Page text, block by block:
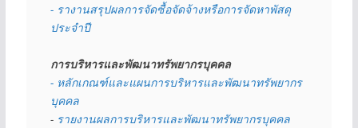
- รางานสรุปผลการจัดซื้อจัดจ้างหรือการจัดหาพัสดุ
ประจำปี
การบริหารและพัฒนาทรัพยากรบุคคล
- หลักเกณฑ์และแผนการบริหารและพัฒนาทรัพยากร
บุคคล
- รายงานผลการบริหารและพัฒนาทรัพยากรบุคคล